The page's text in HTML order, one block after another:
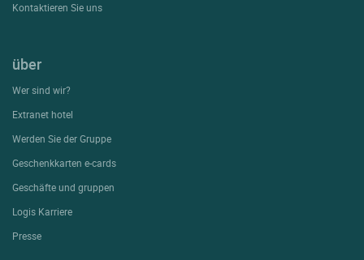
Kontaktieren Sie uns
über
Wer sind wir?
Extranet hotel
Werden Sie der Gruppe
Geschenkkarten e-cards
Geschäfte und gruppen
Logis Karriere
Presse